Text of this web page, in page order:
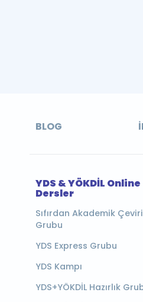
BLOG
YDS & YÖKDİL Online
Dersler
Sıfırdan Akademik Çeviri
Grubu
YDS Express Grubu
YDS Kampı
YDS+YÖKDİL Hazırlık